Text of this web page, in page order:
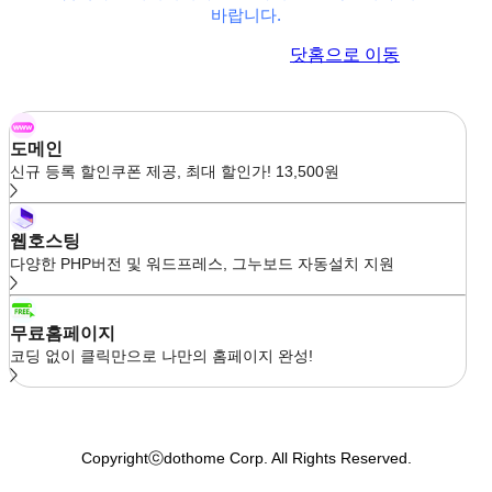
바랍니다.
닷홈으로 이동
도메인
신규 등록 할인쿠폰 제공, 최대 할인가! 13,500원
웹호스팅
다양한 PHP버전 및 워드프레스, 그누보드 자동설치 지원
무료홈페이지
코딩 없이 클릭만으로 나만의 홈페이지 완성!
Copyrightⓒdothome Corp. All Rights Reserved.